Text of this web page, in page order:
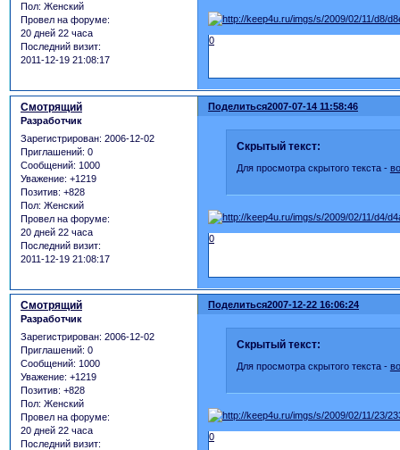
Пол: Женский
Провел на форуме:
20 дней 22 часа
Последний визит:
2011-12-19 21:08:17
0
Поделиться2007-07-14 11:58:46
Смотрящий
Разработчик
Зарегистрирован: 2006-12-02
Приглашений: 0
Сообщений: 1000
Уважение: +1219
Позитив: +828
Пол: Женский
Провел на форуме:
20 дней 22 часа
Последний визит:
2011-12-19 21:08:17
Скрытый текст:
Для просмотра скрытого текста -
0
Поделиться2007-12-22 16:06:24
Смотрящий
Разработчик
Зарегистрирован: 2006-12-02
Приглашений: 0
Сообщений: 1000
Уважение: +1219
Позитив: +828
Пол: Женский
Провел на форуме:
20 дней 22 часа
Последний визит:
Скрытый текст:
Для просмотра скрытого текста -
0